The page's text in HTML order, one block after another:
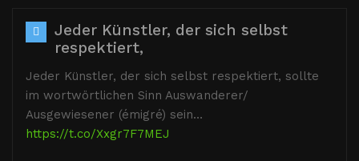
Jeder Künstler, der sich selbst
respektiert,
Jeder Künstler, der sich selbst respektiert, sollte
im wortwörtlichen Sinn Auswanderer/
Ausgewiesener (émigré) sein…
https://t.co/Xxgr7F7MEJ